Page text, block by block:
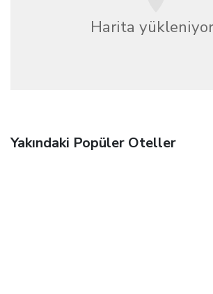
Harita
Yakındaki Popüler Oteller